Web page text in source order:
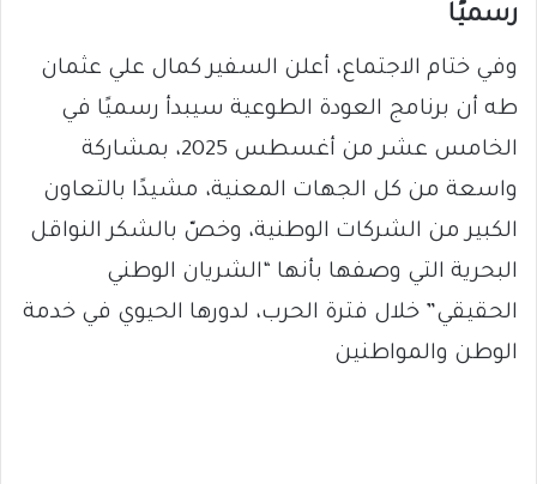
رسميًا
وفي ختام الاجتماع، أعلن السفير كمال علي عثمان
طه أن برنامج العودة الطوعية سيبدأ رسميًا في
الخامس عشر من أغسطس 2025، بمشاركة
واسعة من كل الجهات المعنية، مشيدًا بالتعاون
الكبير من الشركات الوطنية، وخصّ بالشكر النواقل
البحرية التي وصفها بأنها “الشريان الوطني
الحقيقي” خلال فترة الحرب، لدورها الحيوي في خدمة
الوطن والمواطنين